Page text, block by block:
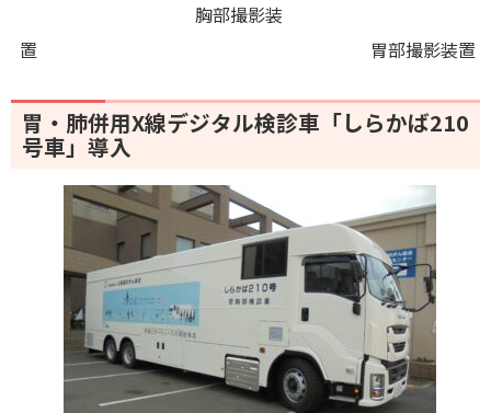
胸部撮影装
置 胃部撮影装置
胃・肺併用X線デジタル検診車「しらかば210
号車」導入